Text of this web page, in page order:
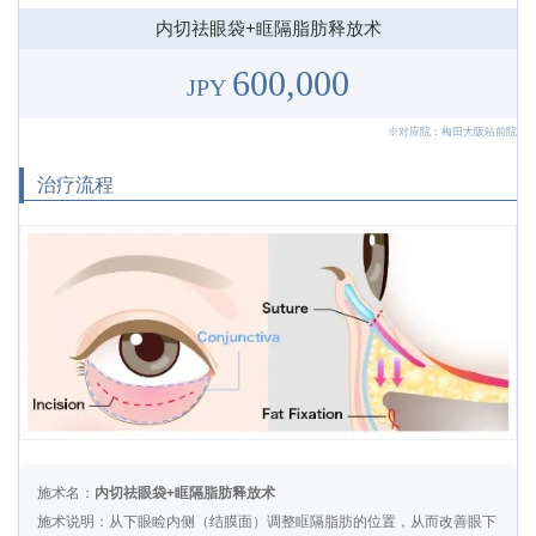
内切祛眼袋+眶隔脂肪释放术
JPY 600,000
※对应院：梅田大阪站前院
治疗流程
施术名： 内切祛眼袋+眶隔脂肪释放术
施术说明：从下眼睑内侧（结膜面）调整眶隔脂肪的位置，从而改善眼下